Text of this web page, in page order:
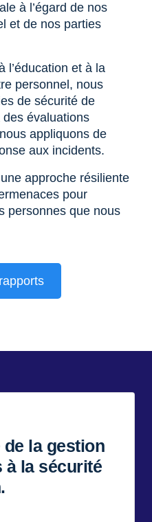
à l’égard de nos
et de nos parties
l’éducation et à la
personnel, nous
de sécurité de
évaluations
appliquons de
aux incidents.
approche résiliente
pour
personnes que nous
la gestion
à la sécurité